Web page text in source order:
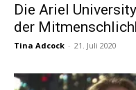
Die Ariel
der
Tina Adcock - 21. Juli 2020